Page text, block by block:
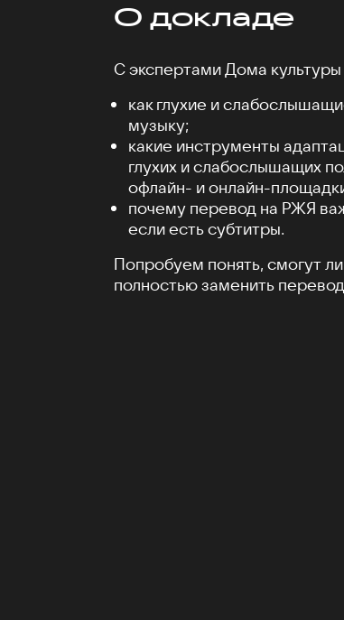
О докладе
С экспертами Дома
как глухие и
музыку;
какие инструменты
глухих и слабослышащих
офлайн- и онлайн-
почему перевод на РЖЯ
если есть субтитры.
Попробуем понять, смогут
полностью заменить